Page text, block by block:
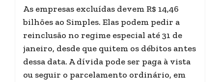
As empresas excluídas devem R$ 14,46
bilhões ao Simples. Elas podem pedir a
reinclusão no regime especial até 31 de
janeiro, desde que quitem os débitos antes
dessa data. A dívida pode ser paga à vista
ou seguir o parcelamento ordinário, em